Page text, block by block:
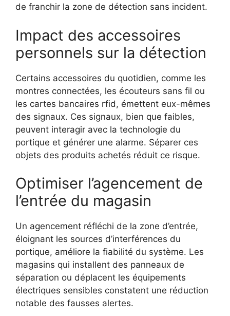
de franchir la zone de détection sans incident.
Impact des accessoires
personnels sur la détection
Certains accessoires du quotidien, comme les
montres connectées, les écouteurs sans fil ou
les cartes bancaires rfid, émettent eux-mêmes
des signaux. Ces signaux, bien que faibles,
peuvent interagir avec la technologie du
portique et générer une alarme. Séparer ces
objets des produits achetés réduit ce risque.
Optimiser l’agencement de
l’entrée du magasin
Un agencement réfléchi de la zone d’entrée,
éloignant les sources d’interférences du
portique, améliore la fiabilité du système. Les
magasins qui installent des panneaux de
séparation ou déplacent les équipements
électriques sensibles constatent une réduction
notable des fausses alertes.